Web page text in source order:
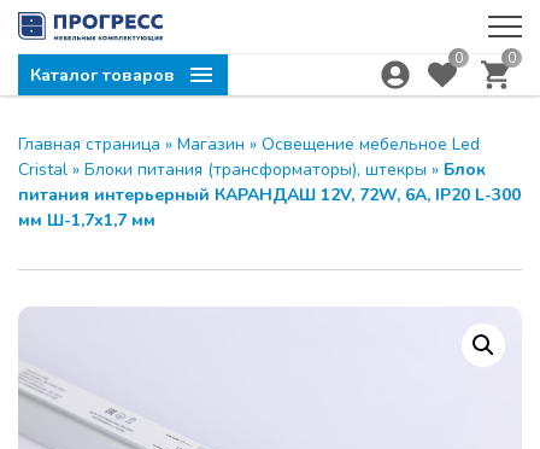
Каталог товаров
0 0
Главная страница » Магазин » Освещение мебельное Led
Cristal » Блоки питания (трансформаторы), штекры » Блок
питания интерьерный КАРАНДАШ 12V, 72W, 6A, IP20 L-300
мм Ш-1,7х1,7 мм